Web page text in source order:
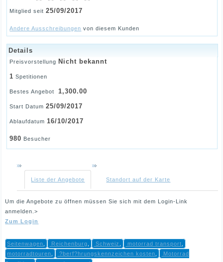
Mitglied seit25/09/2017
Andere Ausschreibungen von diesem Kunden
Details
Preisvorstellung Nicht bekannt
1 Spetitionen
Bestes Angebot 1,300.00
Start Datum25/09/2017
Ablaufdatum 16/10/2017
980 Besucher
Liste der Angebote Standort auf der Karte
Um die Angebote zu öffnen müssen Sie sich mit dem Login-Link
anmelden.>
Zum Login
Seitenwagen Reichenburg Schweiz motorrad transport
motorradtouren
?berf?hrungskennzeichen kosten
Motorrad